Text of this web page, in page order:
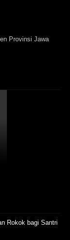
Provinsi Jawa
Rokok bagi Santri